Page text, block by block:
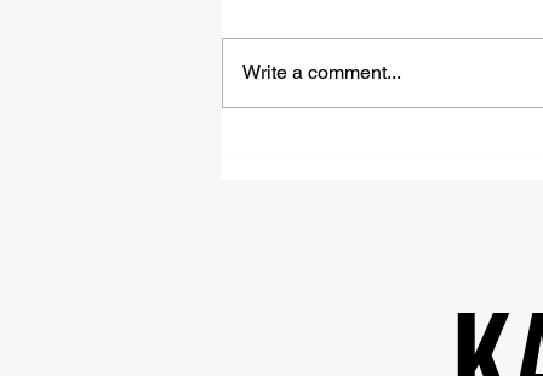
Write a comment...